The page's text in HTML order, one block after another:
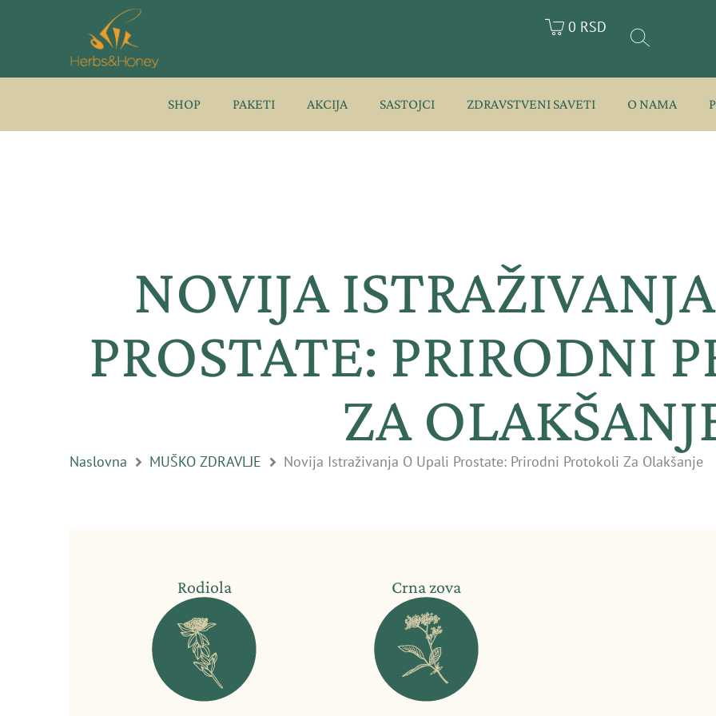
0 RSD
SHOP PAKETI AKCIJA SASTOJCI ZDRAVSTVENI SAVETI O NAMA
NOVIJA
PROSTATE: PRIRODNI
ZA
Naslovna MUŠKO ZDRAVLJE Novija Istraživanja O Upali Prostate: Prirodni Protokoli Za Olakšanje
Rodiola Crna zova